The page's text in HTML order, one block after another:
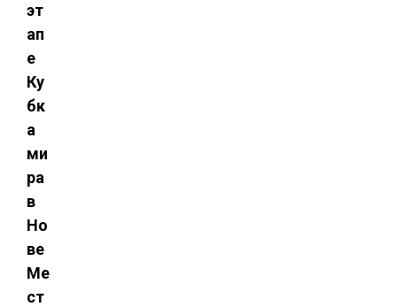
эт
ап
е
Ку
бк
а
ми
ра
в
Но
ве
Ме
ст